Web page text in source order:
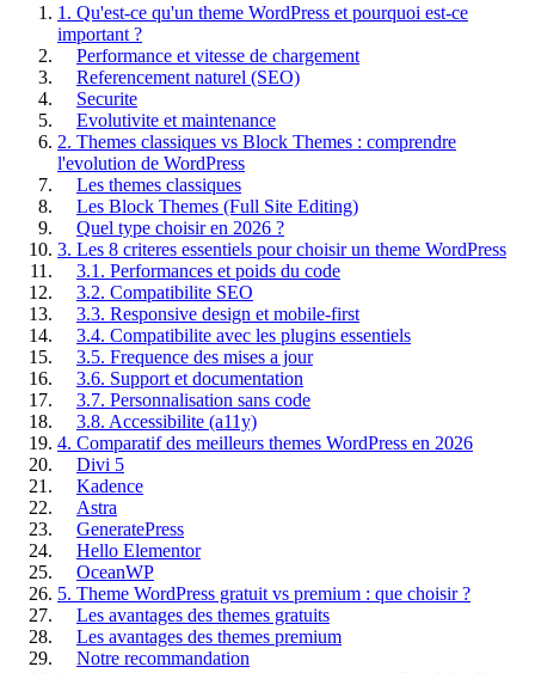
1. Qu'est-ce qu'un theme WordPress et pourquoi est-ce
important ?
Performance et vitesse de chargement
Referencement naturel (SEO)
Securite
Evolutivite et maintenance
2. Themes classiques vs Block Themes : comprendre
l'evolution de WordPress
Les themes classiques
Les Block Themes (Full Site Editing)
Quel type choisir en 2026 ?
3. Les 8 criteres essentiels pour choisir un theme WordPress
3.1. Performances et poids du code
3.2. Compatibilite SEO
3.3. Responsive design et mobile-first
3.4. Compatibilite avec les plugins essentiels
3.5. Frequence des mises a jour
3.6. Support et documentation
3.7. Personnalisation sans code
3.8. Accessibilite (a11y)
4. Comparatif des meilleurs themes WordPress en 2026
Divi 5
Kadence
Astra
GeneratePress
Hello Elementor
OceanWP
5. Theme WordPress gratuit vs premium : que choisir ?
Les avantages des themes gratuits
Les avantages des themes premium
Notre recommandation